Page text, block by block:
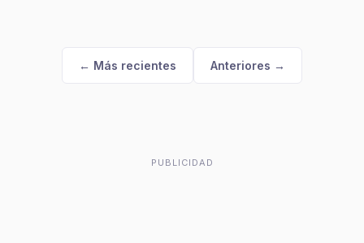
← Más recientes Anteriores →
PUBLICIDAD